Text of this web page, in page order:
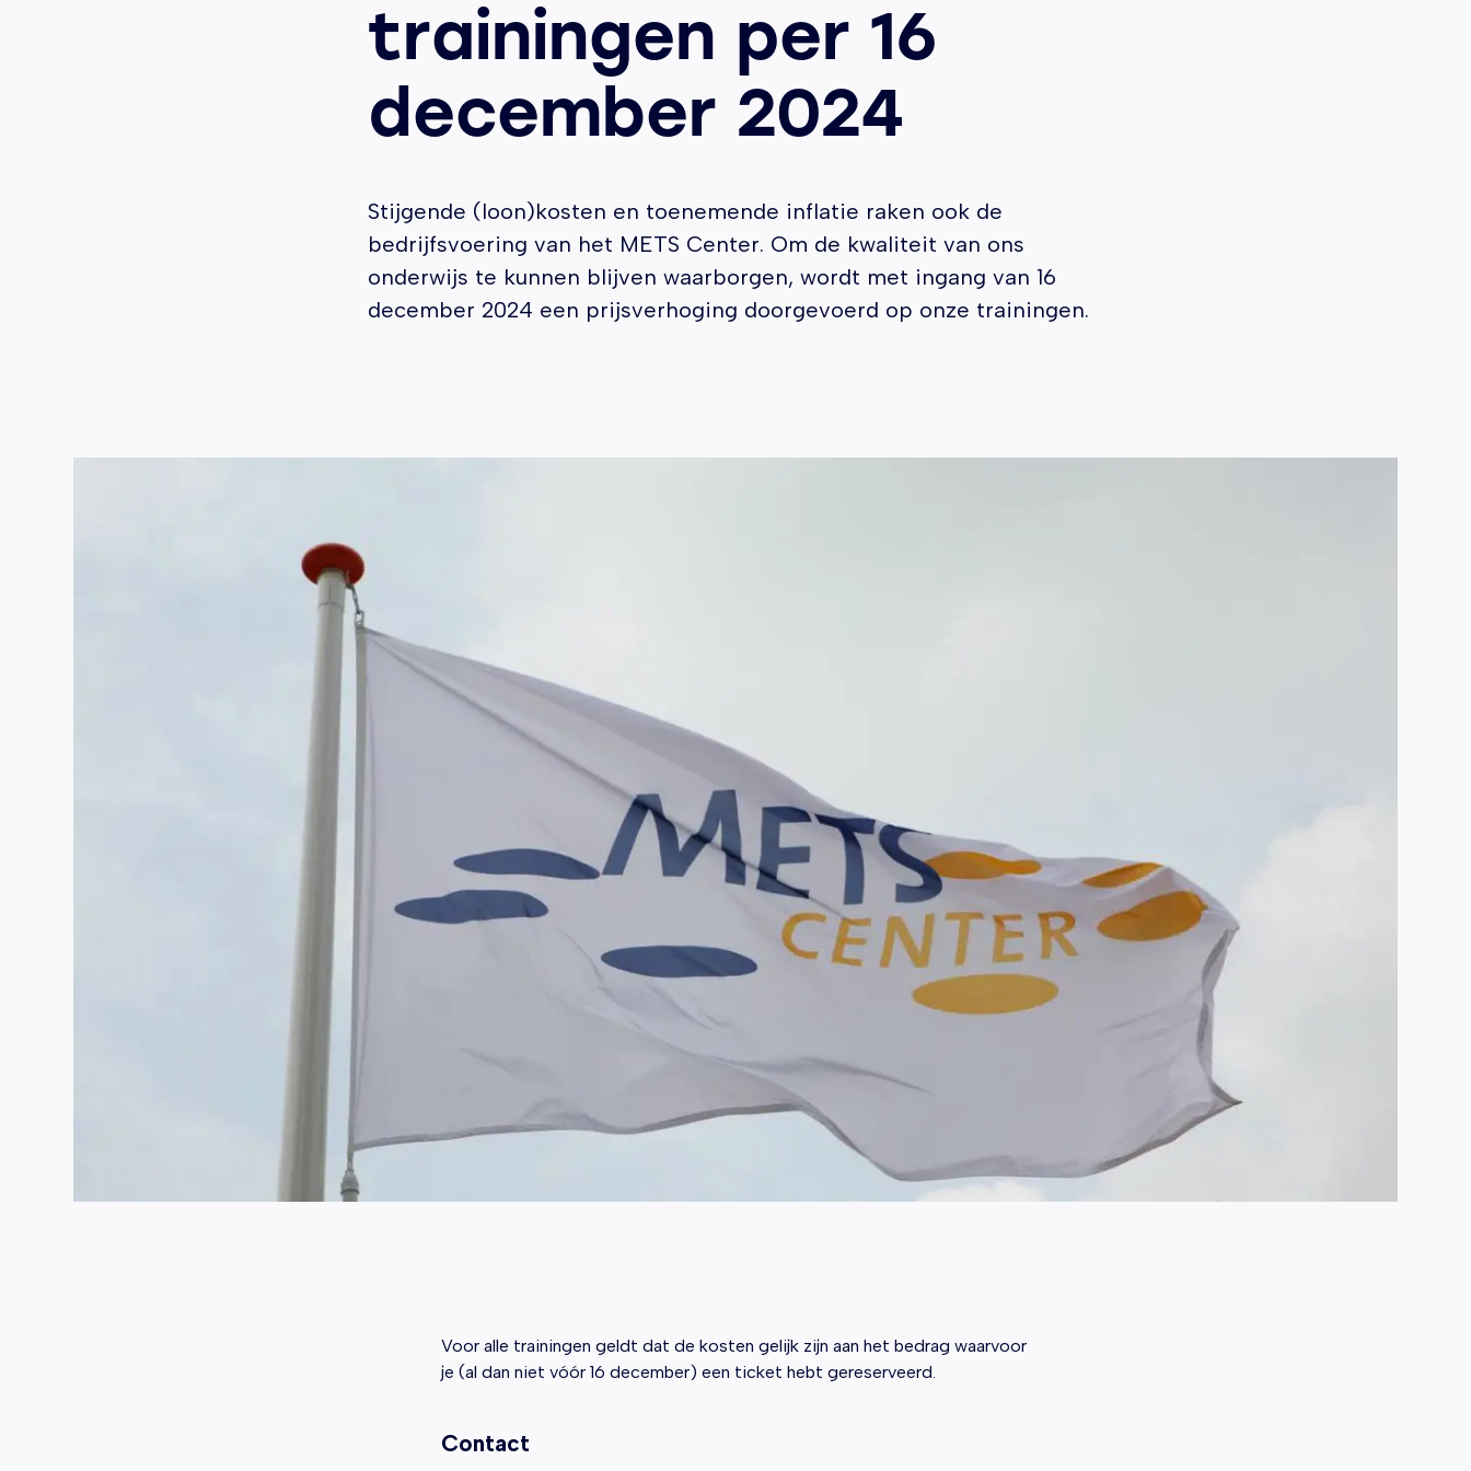
trainingen per 16
december 2024
Stijgende (loon)kosten en toenemende inflatie raken ook de
bedrijfsvoering van het METS Center. Om de kwaliteit van ons
onderwijs te kunnen blijven waarborgen, wordt met ingang van 16
december 2024 een prijsverhoging doorgevoerd op onze trainingen.
Voor alle trainingen geldt dat de kosten gelijk zijn aan het bedrag waarvoor
je (al dan niet vóór 16 december) een ticket hebt gereserveerd.
Contact